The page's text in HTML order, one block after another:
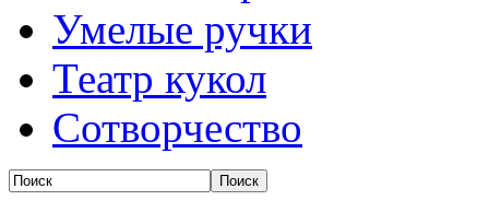
Умелые ручки
Театр кукол
Сотворчество